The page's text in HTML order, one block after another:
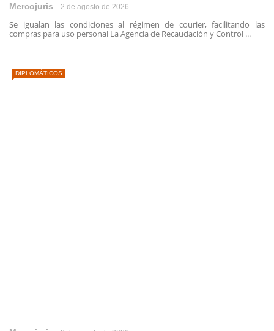
Mercojuris 2 de agosto de 2026
Se igualan las condiciones al régimen de courier, facilitando las
compras para uso personal La Agencia de Recaudación y Control ...
DIPLOMÁTICOS